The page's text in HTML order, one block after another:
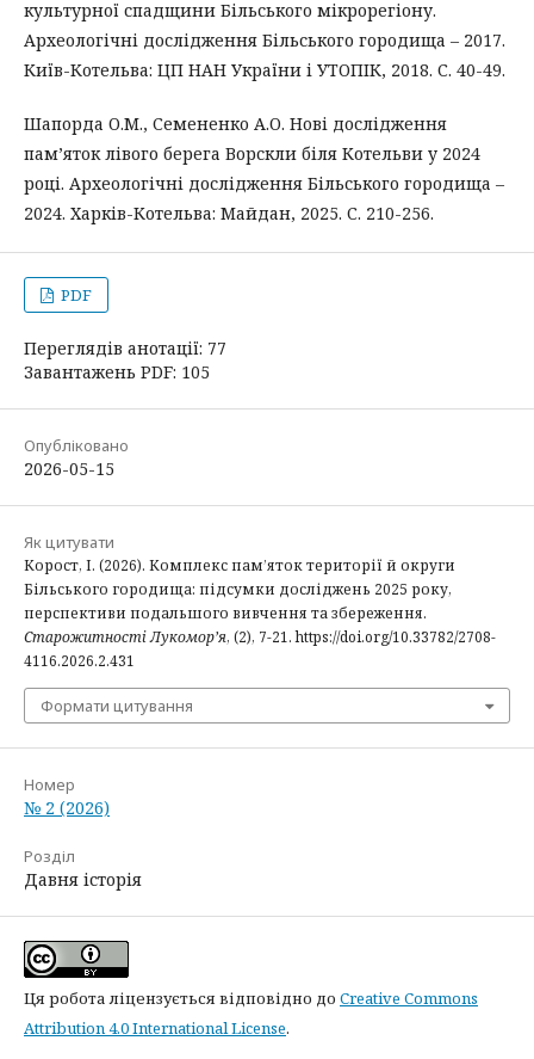
культурної спадщини Більського мікрорегіону.
Археологічні дослідження Більського городища – 2017.
Київ-Котельва: ЦП НАН України і УТОПІК, 2018. С. 40-49.
Шапорда О.М., Семененко А.О. Нові дослідження
пам’яток лівого берега Ворскли біля Котельви у 2024
році. Археологічні дослідження Більського городища –
2024. Харків-Котельва: Майдан, 2025. С. 210-256.
PDF
Переглядів анотації: 77
Завантажень PDF: 105
Опубліковано
2026-05-15
Як цитувати
Корост, І. (2026). Комплекс пам’яток території й округи
Більського городища: підсумки досліджень 2025 року,
перспективи подальшого вивчення та збереження.
Старожитності Лукомор’я, (2), 7-21. https://doi.org/10.33782/2708-
4116.2026.2.431
Формати цитування
Номер
№ 2 (2026)
Розділ
Давня історія
Ця робота ліцензується відповідно до Creative Commons
Attribution 4.0 International License.